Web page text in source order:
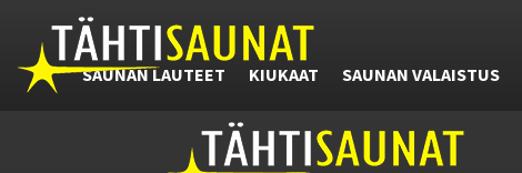
SAUNAN LAUTEET KIUKAAT SAUNAN VALAISTUS